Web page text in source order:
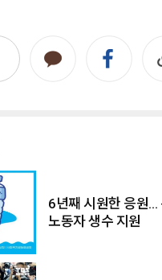
6년째 시원한 응원…
노동자 생수 지원